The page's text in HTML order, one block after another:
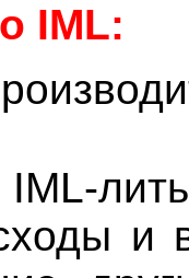
IML:
и